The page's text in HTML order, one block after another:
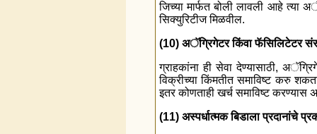
जिच्या मार्फत बोली लावली आहे त्या
सिक्युरिटीज मिळवील.
(10) अॅग्रिगेटर किंवा फॅसिलिटेटर
ग्राहकांना ही सेवा देण्यासाठी,
विक्रीच्या किंमतीत समाविष्ट करु
इतर कोणताही खर्च समाविष्ट करण्यास
(11) अस्पर्धात्मक बिडाला प्रदानांचे